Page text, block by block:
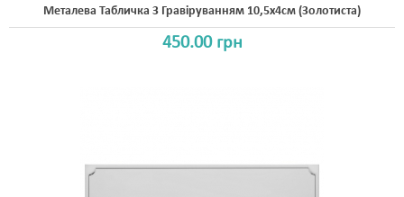
Металева Табличка З Гравіруванням 10,5x4см (золотиста)
450.00 грн